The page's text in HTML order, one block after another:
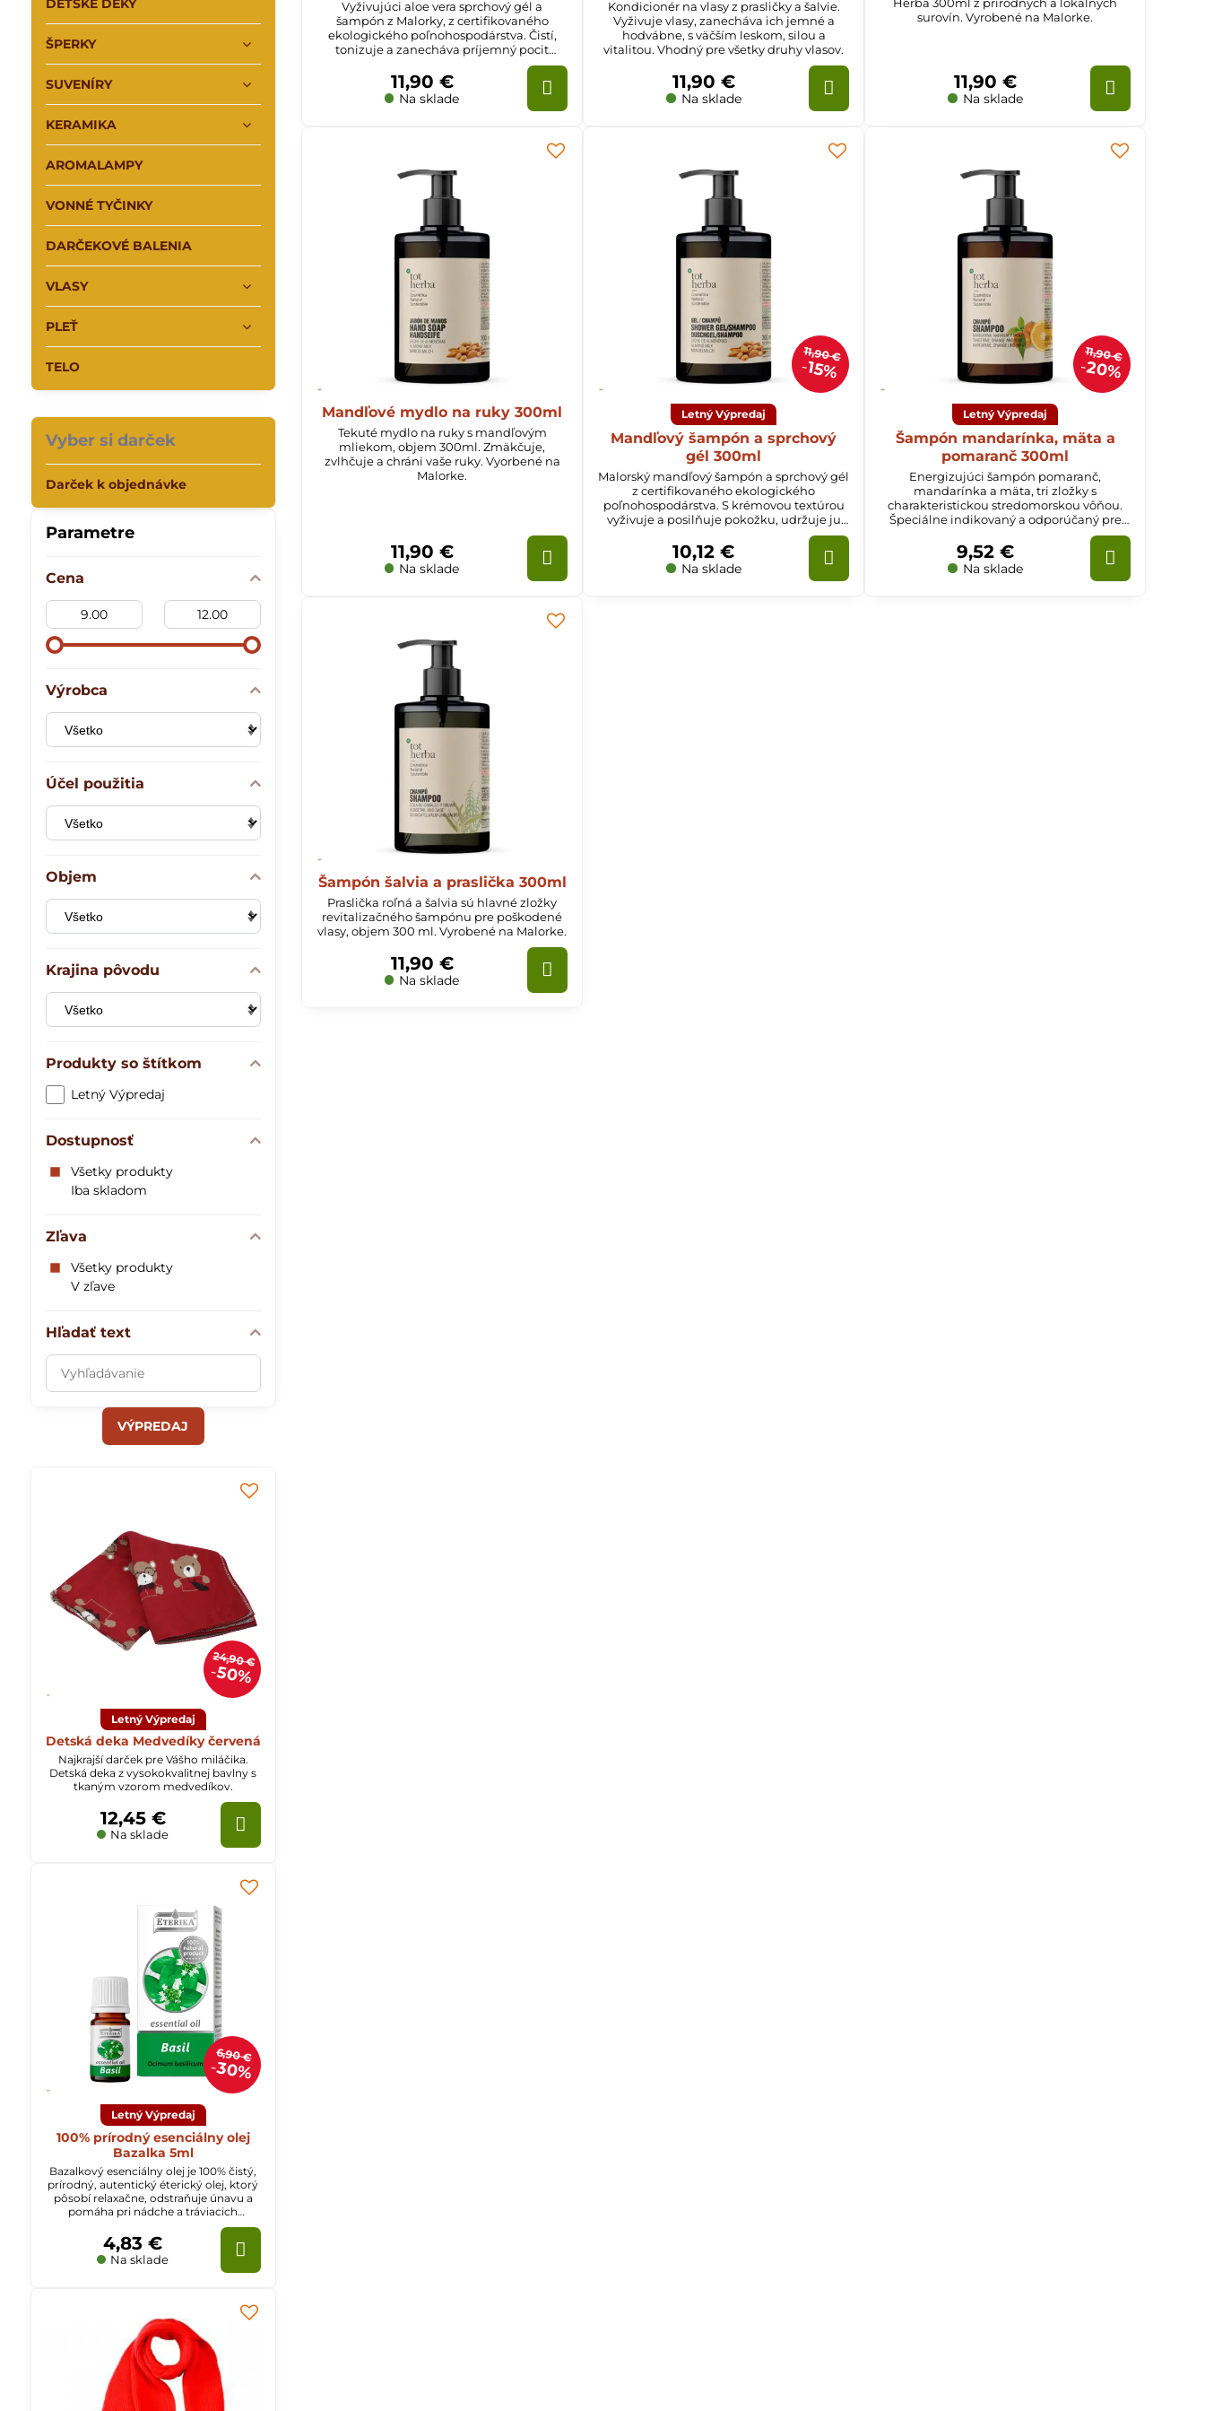
Vyživujúci aloe vera sprchový gél a
šampón z Malorky, z certifikovaného
ekologického poľnohospodárstva. Čistí,
tonizuje a zanecháva príjemný pocit
Na sklade
11,90 €
Kondicionér na vlasy z prasličky a šalvie.
Vyživuje vlasy, zanecháva ich jemné a
hodvábne, s väčším leskom, silou a
vitalitou. Vhodný pre všetky druhy vlasov.
Na sklade
11,90 €
surovín. Vyrobené na Malorke.
Na sklade
11,90 €
Mandľové mydlo na ruky 300ml
Tekuté mydlo na ruky s mandľovým
mliekom, objem 300ml. Zmäkčuje,
zvlhčuje a chráni vaše ruky. Vyorbené na
Malorke.
Na sklade
11,90 €
11,90 €
15%
Letný Výpredaj
Mandľový šampón a sprchový
gél 300ml
Malorský mandľový šampón a sprchový gél
z certifikovaného ekologického
poľnohospodárstva. S krémovou textúrou
vyživuje a posilňuje pokožku, udržuje ju
Na sklade
10,12 €
11,90 €
20%
Letný Výpredaj
Šampón mandarínka, mäta a
pomaranč 300ml
Energizujúci šampón pomaranč,
mandarínka a mäta, tri zložky s
charakteristickou stredomorskou vôňou.
Špeciálne indikovaný a odporúčaný pre
Na sklade
9,52 €
Šampón šalvia a praslička 300ml
Praslička roľná a šalvia sú hlavné zložky
revitalizačného šampónu pre poškodené
vlasy, objem 300 ml. Vyrobené na Malorke.
Na sklade
11,90 €
Parametre
Cena
Od:
Do:
Výrobca
Účel použitia
Objem
Krajina pôvodu
Produkty so štítkom
Letný Výpredaj
Dostupnosť
Všetky produkty
Iba skladom
Zľava
Všetky produkty
V zľave
Hľadať text
Prehľadať
výsledky
fulltextom
DETSKÉ DEKY
ŠPERKY
SUVENÍRY
KERAMIKA
AROMALAMPY
VONNÉ TYČINKY
DARČEKOVÉ BALENIA
VLASY
PLEŤ
TELO
Vyber si darček
Darček k objednávke
VÝPREDAJ
24,90 €
50%
Letný Výpredaj
Detská deka Medvedíky červená
Najkrajší darček pre Vášho miláčika.
Detská deka z vysokokvalitnej bavlny s
tkaným vzorom medvedíkov.
Na sklade
12,45 €
6,90 €
30%
Letný Výpredaj
100% prírodný esenciálny olej
Bazalka 5ml
Bazalkový esenciálny olej je 100% čistý,
prírodný, autentický éterický olej, ktorý
pôsobí relaxačne, odstraňuje únavu a
pomáha pri nádche a tráviacich
Na sklade
4,83 €